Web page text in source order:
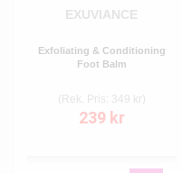
EXUVIANCE
Exfoliating & Conditioning
Foot Balm
(Rek. Pris: 349 kr)
239 kr